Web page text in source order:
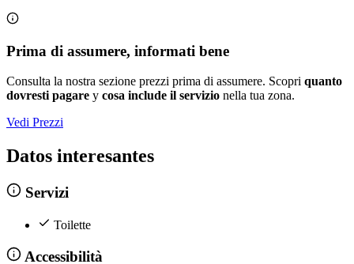
Prima di assumere, informati bene
Consulta la nostra sezione prezzi prima di assumere. Scopri quanto
dovresti pagare y cosa include il servizio nella tua zona.
Vedi Prezzi
Datos interesantes
Servizi
Toilette
Accessibilità